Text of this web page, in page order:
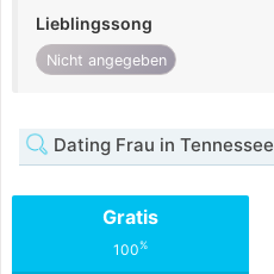
Lieblingssong
Nicht angegeben
Dating Frau in Tennessee
Gratis
100%